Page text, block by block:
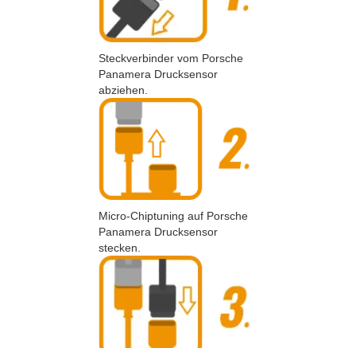
Steckverbinder vom Porsche
Panamera Drucksensor
abziehen.
Micro-Chiptuning auf Porsche
Panamera Drucksensor
stecken.